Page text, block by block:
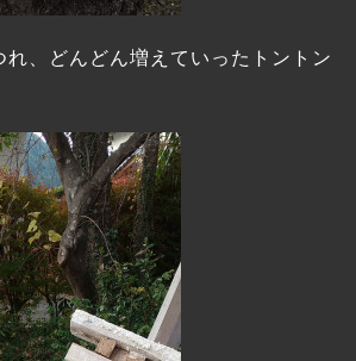
れ、どんどん増えていったトントン